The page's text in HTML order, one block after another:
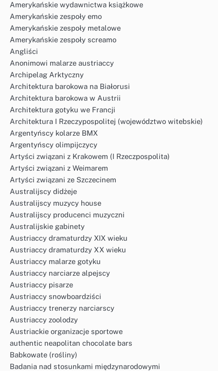
Amerykańskie wydawnictwa książkowe
Amerykańskie zespoły emo
Amerykańskie zespoły metalowe
Amerykańskie zespoły screamo
Angliści
Anonimowi malarze austriaccy
Archipelag Arktyczny
Architektura barokowa na Białorusi
Architektura barokowa w Austrii
Architektura gotyku we Francji
Architektura I Rzeczypospolitej (województwo witebskie)
Argentyńscy kolarze BMX
Argentyńscy olimpijczycy
Artyści związani z Krakowem (I Rzeczpospolita)
Artyści związani z Weimarem
Artyści związani ze Szczecinem
Australijscy didżeje
Australijscy muzycy house
Australijscy producenci muzyczni
Australijskie gabinety
Austriaccy dramaturdzy XIX wieku
Austriaccy dramaturdzy XX wieku
Austriaccy malarze gotyku
Austriaccy narciarze alpejscy
Austriaccy pisarze
Austriaccy snowboardziści
Austriaccy trenerzy narciarscy
Austriaccy zoolodzy
Austriackie organizacje sportowe
authentic neapolitan chocolate bars
Babkowate (rośliny)
Badania nad stosunkami międzynarodowymi